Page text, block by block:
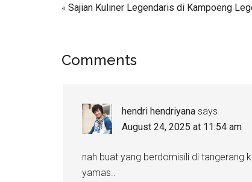
« Sajian Kuliner Legendaris di Kampoeng
Comments
hendri hendriyana says
August 24, 2025 at 11:54 am
nah buat yang berdomisili di
yamas..